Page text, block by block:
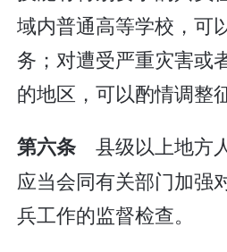
域内普通高等学校，可
务；对遭受严重灾害或
的地区，可以酌情调整
第六条 县级以上地方
应当会同有关部门加强
兵工作的监督检查。